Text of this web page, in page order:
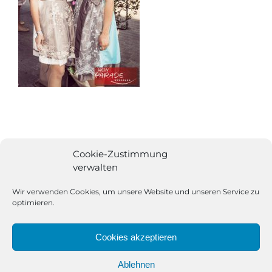
Cookie-Zustimmung
verwalten
Wir verwenden Cookies, um unsere Website und unseren Service zu
optimieren.
Cookies akzeptieren
Ablehnen